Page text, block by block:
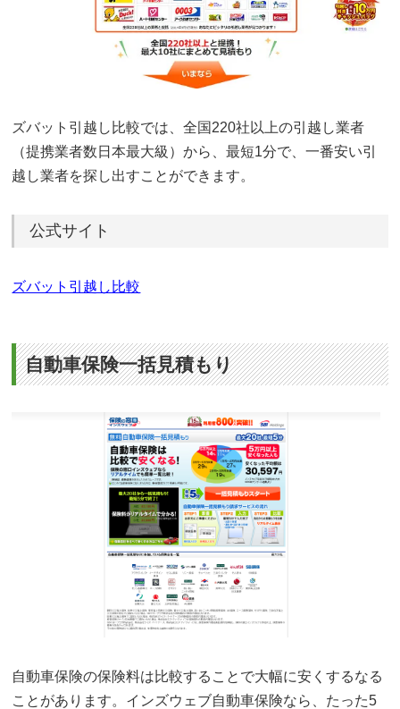
ズバット引越し比較では、全国220社以上の引越し業者
（提携業者数日本最大級）から、最短1分で、一番安い引
越し業者を探し出すことができます。
公式サイト
ズバット引越し比較
自動車保険一括見積もり
自動車保険の保険料は比較することで大幅に安くするなる
ことがあります。インズウェブ自動車保険なら、たった5